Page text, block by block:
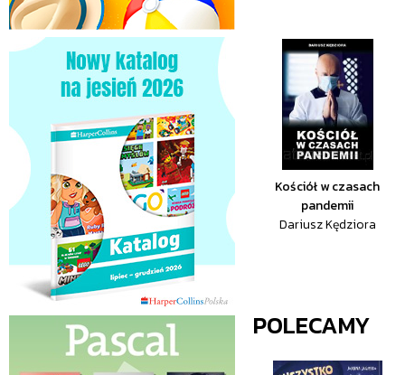
Kościół w czasach
pandemii
Dariusz Kędziora
POLECAMY